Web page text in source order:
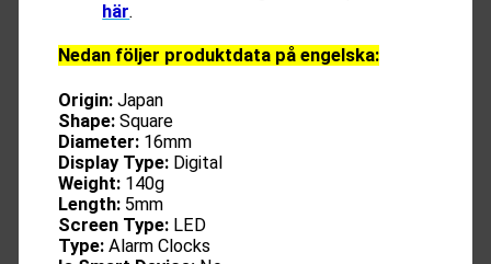
här.
Nedan följer produktdata på engelska:
Origin: Japan
Shape: Square
Diameter: 16mm
Display Type: Digital
Weight: 140g
Length: 5mm
Screen Type: LED
Type: Alarm Clocks